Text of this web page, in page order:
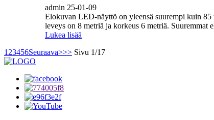
admin 25-01-09
Elokuvan LED-näyttö on yleensä suurempi kuin
leveys on 8 metriä ja korkeus 6 metriä. Suuremmat
Lukea lisää
1 23456Seuraava>>> Sivu 1/17